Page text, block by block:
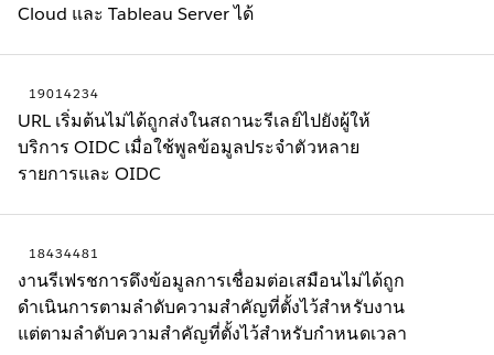
Cloud และ Tableau Server ได้
19014234
URL เริ่มต้นไม่ได้ถูกส่งในสถานะรีเลย์ไปยังผู้ให้
บริการ OIDC เมื่อใช้พูลข้อมูลประจำตัวหลาย
รายการและ OIDC
18434481
งานรีเฟรชการดึงข้อมูลการเชื่อมต่อเสมือนไม่ได้ถูก
ดำเนินการตามลำดับความสำคัญที่ตั้งไว้สำหรับงาน
แต่ตามลำดับความสำคัญที่ตั้งไว้สำหรับกำหนดเวลา